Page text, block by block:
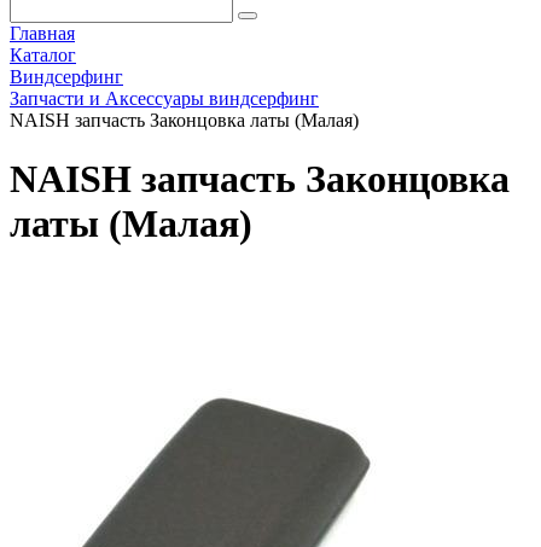
Главная
Каталог
Виндсерфинг
Запчасти и Аксессуары виндсерфинг
NAISH запчасть Законцовка латы (Малая)
NAISH запчасть Законцовка
латы (Малая)